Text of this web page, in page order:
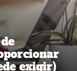
exigir)